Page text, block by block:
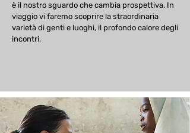
è il nostro sguardo che cambia prospettiva. In
viaggio vi faremo scoprire la straordinaria
varietà di genti e luoghi, il profondo calore degli
incontri.